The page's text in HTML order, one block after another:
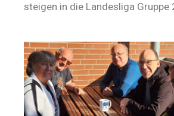
steigen in die Landesliga Gruppe